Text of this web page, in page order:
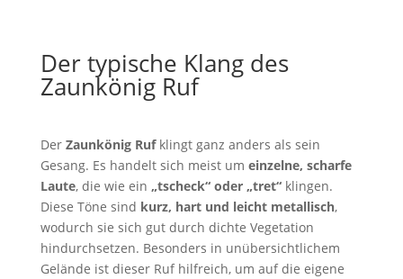
Der typische Klang des
Zaunkönig Ruf
Der Zaunkönig Rufklingt ganz anders als sein
Gesang. Es handelt sich meist um einzelne, scharfe
Laute, die wie ein „tscheck“ oder „tret“klingen.
Diese Töne sind kurz, hart und leicht metallisch,
wodurch sie sich gut durch dichte Vegetation
hindurchsetzen. Besonders in unübersichtlichem
Gelände ist dieser Ruf hilfreich, um auf die eigene